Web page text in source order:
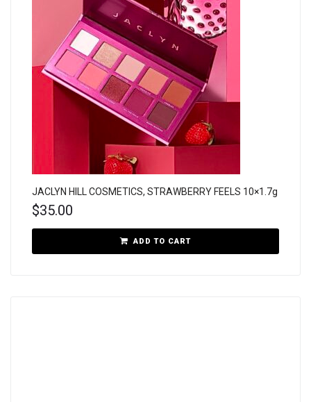
JACLYN HILL COSMETICS, STRAWBERRY FEELS 10×1.7g
$35.00
ADD TO CART